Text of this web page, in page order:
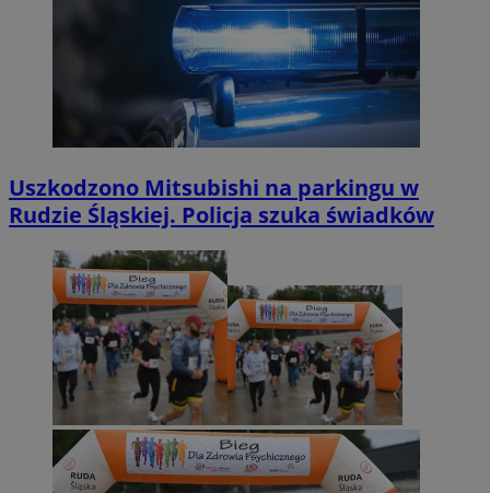
Uszkodzono Mitsubishi na parkingu w
Rudzie Śląskiej. Policja szuka świadków